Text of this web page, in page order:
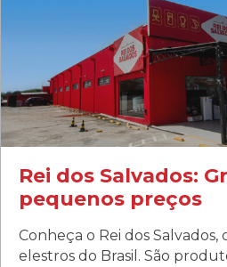
Rua Albino Beatriz, 100 -
Segunda a sábado: 09h00 às
Domingo: FECHADA
ÚLTIMOS DIAS DE
(41) 3411-1754
(41) 99249-4620
Rei dos Salvados:
pequenos preços
Conheça o Rei dos
elestros do Brasil. São